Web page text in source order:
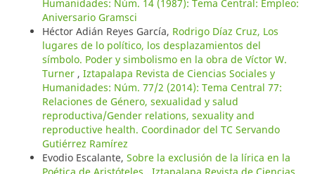
Humanidades: Núm. 14 (1987): Tema Central: Empleo:
Aniversario Gramsci
Héctor Adián Reyes García, Rodrigo Díaz Cruz, Los
lugares de lo político, los desplazamientos del
símbolo. Poder y simbolismo en la obra de Víctor W.
Turner , Iztapalapa Revista de Ciencias Sociales y
Humanidades: Núm. 77/2 (2014): Tema Central 77:
Relaciones de Género, sexualidad y salud
reproductiva/Gender relations, sexuality and
reproductive health. Coordinador del TC Servando
Gutiérrez Ramírez
Evodio Escalante, Sobre la exclusión de la lírica en la